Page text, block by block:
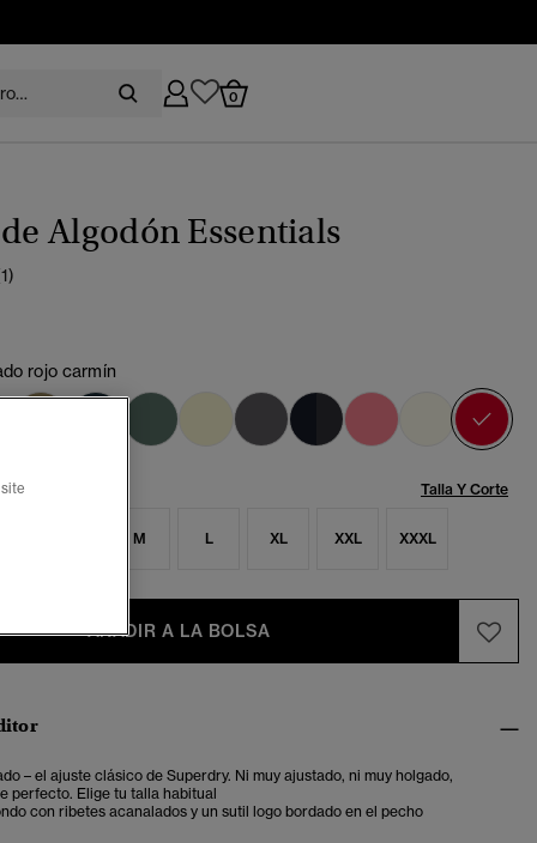
0
Algodón Essentials
rojo carmín
Talla Y Corte
M L XL XXL XXXL
AÑADIR A LA BOLSA
– el ajuste clásico de Superdry. Ni muy ajustado, ni muy holgado,
perfecto. Elige tu talla habitual
con ribetes acanalados y un sutil logo bordado en el pecho